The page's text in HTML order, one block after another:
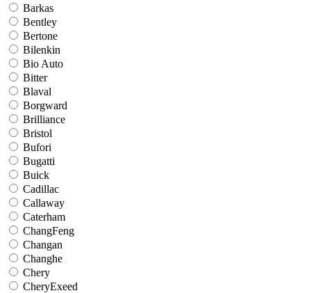
Barkas
Bentley
Bertone
Bilenkin
Bio Auto
Bitter
Blaval
Borgward
Brilliance
Bristol
Bufori
Bugatti
Buick
Cadillac
Callaway
Caterham
ChangFeng
Changan
Changhe
Chery
CheryExeed